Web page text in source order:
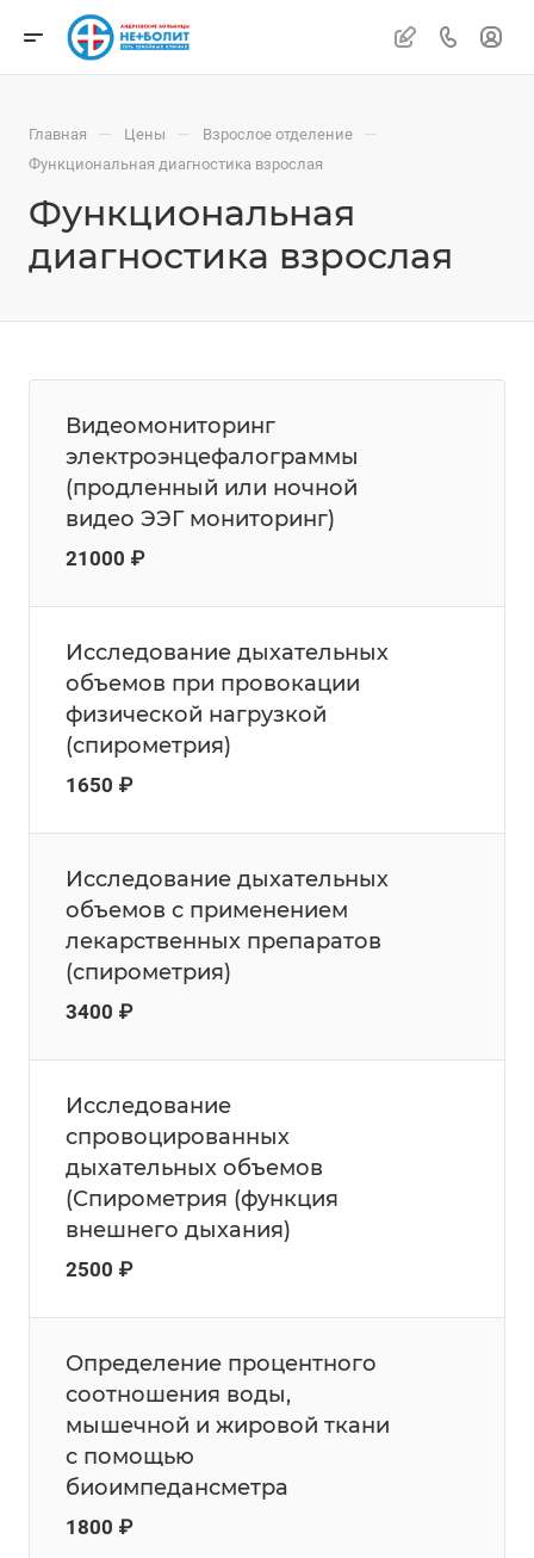
Главная — Цены — Взрослое отделение —
Функциональная диагностика взрослая
Функциональная
диагностика взрослая
Видеомониторинг
электроэнцефалограммы
(продленный или ночной
видео ЭЭГ мониторинг)
21000 ₽
Исследование дыхательных
объемов при провокации
физической нагрузкой
(спирометрия)
1650 ₽
Исследование дыхательных
объемов с применением
лекарственных препаратов
(спирометрия)
3400 ₽
Исследование
спровоцированных
дыхательных объемов
(Спирометрия (функция
внешнего дыхания)
2500 ₽
Определение процентного
соотношения воды,
мышечной и жировой ткани
с помощью
биоимпедансметра
1800 ₽